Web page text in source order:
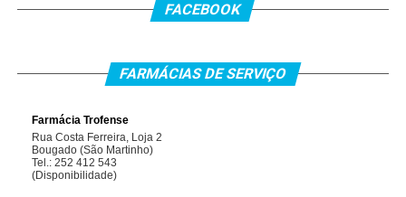
FACEBOOK
FARMÁCIAS DE SERVIÇO